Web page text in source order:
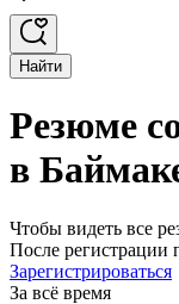
Найти
Резюме
в
Чтобы видеть все
После регистрации
Зарегистрироваться
За всё время